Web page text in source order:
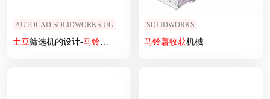
AUTOCAD,SOLIDWORKS,UG
土豆筛选机的设计-马铃薯 分选机分拣机三维模型3D+CAD图纸+说明
SOLIDWORKS
马铃薯收获机械